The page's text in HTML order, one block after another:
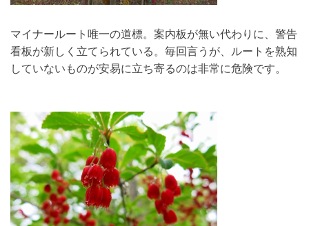
マイナールート唯一の道標。案内板が無い代わりに、警告
看板が新しく立てられている。毎回言うが、ルートを熟知
していないものが安易に立ち寄るのは非常に危険です。